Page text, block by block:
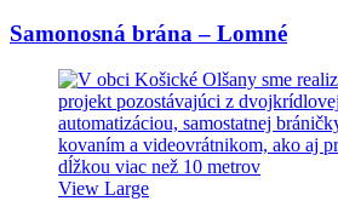
Samonosná brána – Lomné
View Large